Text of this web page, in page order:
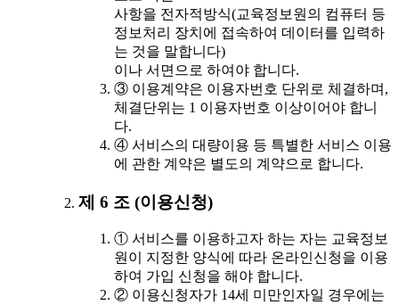
사항을 전자적방식(교육정보원의 컴퓨터 등
정보처리 장치에 접속하여 데이터를 입력하
는 것을 말합니다)
이나 서면으로 하여야 합니다.
③ 이용계약은 이용자번호 단위로 체결하며,
체결단위는 1 이용자번호 이상이어야 합니
다.
④ 서비스의 대량이용 등 특별한 서비스 이용
에 관한 계약은 별도의 계약으로 합니다.
제 6 조 (이용신청)
① 서비스를 이용하고자 하는 자는 교육정보
원이 지정한 양식에 따라 온라인신청을 이용
하여 가입 신청을 해야 합니다.
② 이용신청자가 14세 미만인자일 경우에는